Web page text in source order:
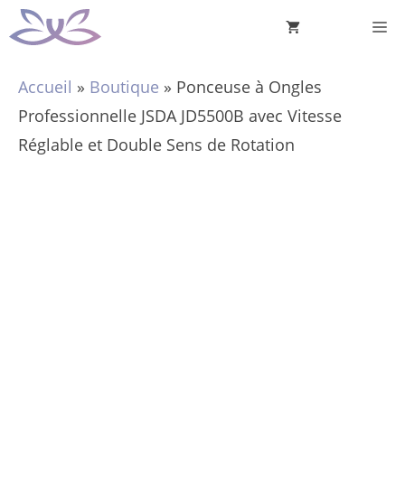
Aller
au
Accueil » Boutique » Ponceuse à Ongles
Professionnelle JSDA JD5500B avec Vitesse
Réglable et Double Sens de Rotation